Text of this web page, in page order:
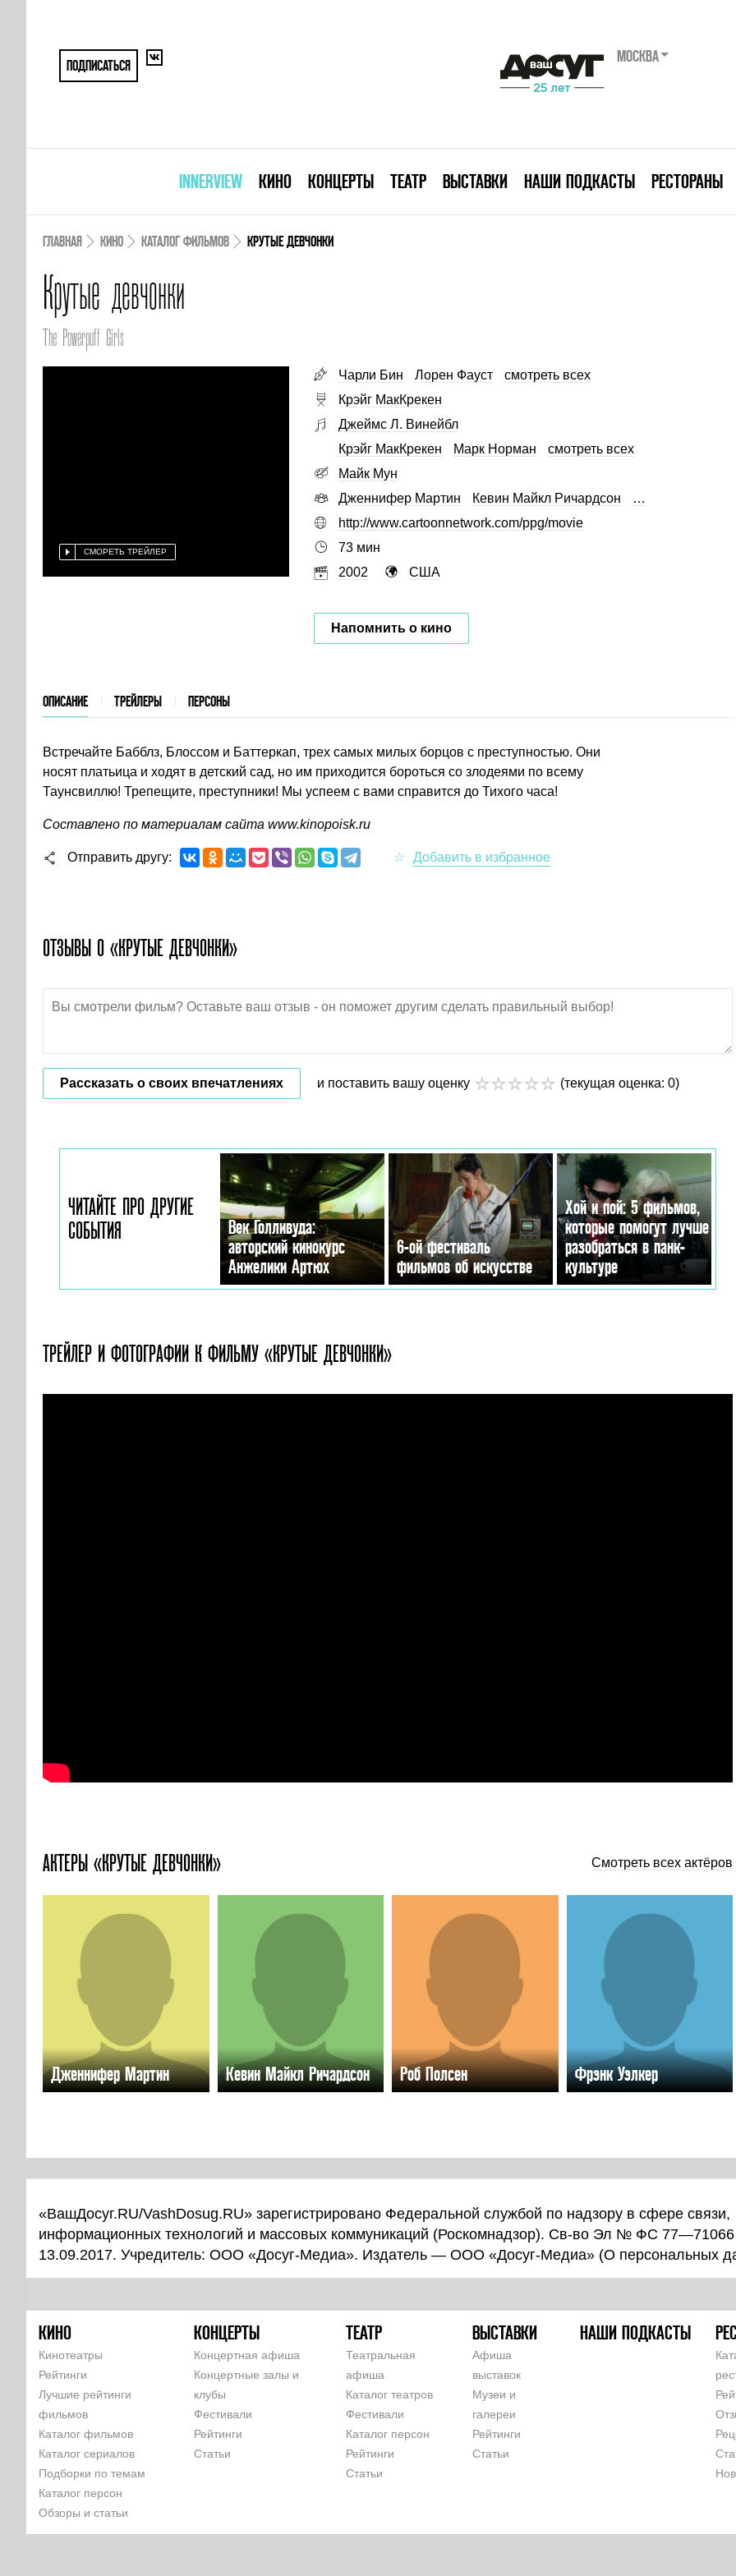
ПОДПИСАТЬСЯ
МОСКВА
INNERVIEW КИНО КОНЦЕРТЫ ТЕАТР ВЫСТАВКИ НАШИ ПОДКАСТЫ РЕСТОРАНЫ
ГЛАВНАЯ КИНО КАТАЛОГ ФИЛЬМОВ КРУТЫЕ ДЕВЧОНКИ
Крутые девчонки
The Powerpuff Girls
СМОРЕТЬ ТРЕЙЛЕР
Чарли Бин Лорен Фауст
смотреть всех
Крэйг МакКрекен
Джеймс Л. Винейбл
Крэйг МакКрекен
Марк Норман
смотреть всех
Майк Мун
Дженнифер Мартин
Кевин Майкл Ричардсон
…
http://www.cartoonnetwork.com/ppg/movie
73 мин
2002
США
Напомнить о кино
ОПИСАНИЕ ТРЕЙЛЕРЫ ПЕРСОНЫ
Встречайте Бабблз, Блоссом и Баттеркап, трех самых милых борцов с преступностью. Они
носят платьица и ходят в детский сад, но им приходится бороться со злодеями по всему
Таунсвиллю! Трепещите, преступники! Мы успеем с вами справится до Тихого часа!
Составлено по материалам сайта www.kinopoisk.ru
Отправить другу
ОТЗЫВЫ О «КРУТЫЕ ДЕВЧОНКИ»
Рассказать о своих впечатлениях и поставить вашу оценку (текущая оценка: 0)
ЧИТАЙТЕ ПРО ДРУГИЕ
СОБЫТИЯ
Век Голливуда:
авторский кинокурс
Анжелики Артюх
6-ой фестиваль
фильмов об искусстве
Хой и пой: 5 фильмов,
которые помогут лучше
разобраться в панк-
культуре
ТРЕЙЛЕР И ФОТОГРАФИИ К ФИЛЬМУ «КРУТЫЕ ДЕВЧОНКИ»
АКТЕРЫ «КРУТЫЕ ДЕВЧОНКИ» Смотреть всех актёров
Дженнифер Мартин Кевин Майкл Ричардсон Роб Полсен Фрэнк Уэлкер
«ВашДосуг.RU/VashDosug.RU» зарегистрировано Федеральной службой по надзору в сфере связи,
информационных технологий и массовых коммуникаций (Роскомнадзор). Св-во Эл № ФС 77—71066
13.09.2017. Учредитель: ООО «Досуг-Медиа». Издатель — ООО «Досуг-Медиа» (О персональных
КИНО
Кинотеатры
Рейтинги
Лучшие рейтинги
фильмов
Каталог фильмов
Каталог сериалов
Подборки по темам
Каталог персон
Обзоры и статьи
КОНЦЕРТЫ
Концертная афиша
Концертные залы и
клубы
Фестивали
Рейтинги
Статьи
ТЕАТР
Театральная
афиша
Каталог театров
Фестивали
Каталог персон
Рейтинги
Статьи
ВЫСТАВКИ
Афиша
выставок
Музеи и
галереи
Рейтинги
Статьи
НАШИ ПОДКАСТЫ